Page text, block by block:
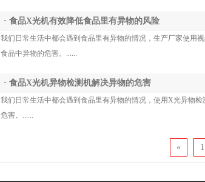
· 食品X光机有效降低食品里有异物的风险
我们日常生活中都会遇到食品里有异物的情况，生产厂家使用
食品中异物的危害。......
· 食品X光机异物检测机解决异物的危害
我们日常生活中都会遇到食品里有异物的情况，使用X光异物
危害。......
« 1